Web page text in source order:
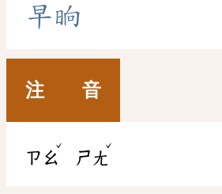
早晌
注 音
ㄗㄠ
ˇ
ㄕㄤ
ˇ